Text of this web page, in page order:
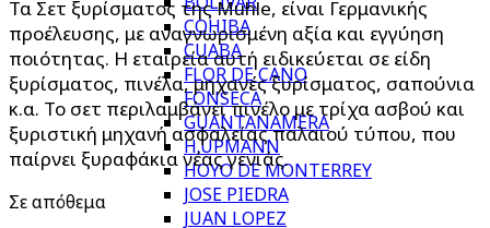
COHIBA
CUABA
FLOR DE CANO
FONSECA
GUANTANAMERA
H.UPMANN
HOYO DE MONTERREY
JOSE PIEDRA
JUAN LOPEZ
Τα Σετ ξυρίσματος της Muhle, είναι Γερμανικής
προέλευσης, με αναγνωρισμένη αξία και εγγύηση
ποιότητας. Η εταιρεία αυτή ειδικεύεται σε είδη
ξυρίσματος, πινέλα, μηχανές ξυρίσματος, σαπούνια
κ.α. Το σετ περιλαμβάνει πινέλο με τρίχα ασβού και
ξυριστική μηχανή ασφαλείας παλαιού τύπου, που
παίρνει ξυραφάκια νέας γενιάς.
Σε απόθεμα